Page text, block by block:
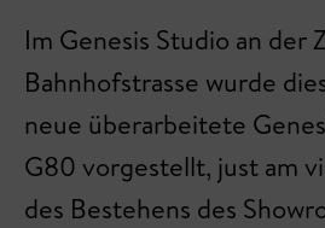
Im Genesis Studio an der
Bahnhofstrasse wurde
neue überarbeitete
G80 vorgestellt, just am
des Bestehens des